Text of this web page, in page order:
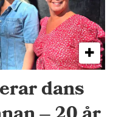
dans